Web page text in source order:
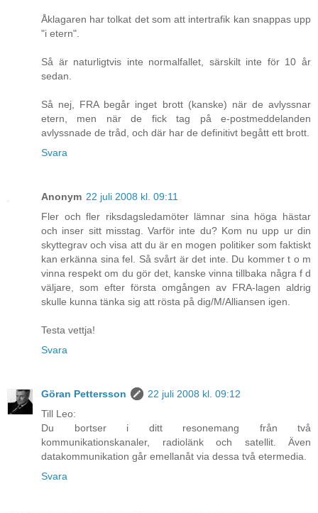
Åklagaren har tolkat det som att intertrafik kan snappas upp
"i etern".
Så är naturligtvis inte normalfallet, särskilt inte för 10 år
sedan.
Så nej, FRA begår inget brott (kanske) när de avlyssnar
etern, men när de fick tag på e-postmeddelanden
avlyssnade de tråd, och där har de definitivt begått ett brott.
Svara
Anonym 22 juli 2008 kl. 09:11
Fler och fler riksdagsledamöter lämnar sina höga hästar
och inser sitt misstag. Varför inte du? Kom nu upp ur din
skyttegrav och visa att du är en mogen politiker som faktiskt
kan erkänna sina fel. Så svårt är det inte. Du kommer t o m
vinna respekt om du gör det, kanske vinna tillbaka några f d
väljare, som efter första omgången av FRA-lagen aldrig
skulle kunna tänka sig att rösta på dig/M/Alliansen igen.
Testa vettja!
Svara
Göran Pettersson
22 juli 2008 kl. 09:12
Till Leo:
Du bortser i ditt resonemang från två
kommunikationskanaler, radiolänk och satellit. Även
datakommunikation går emellanåt via dessa två etermedia.
Svara